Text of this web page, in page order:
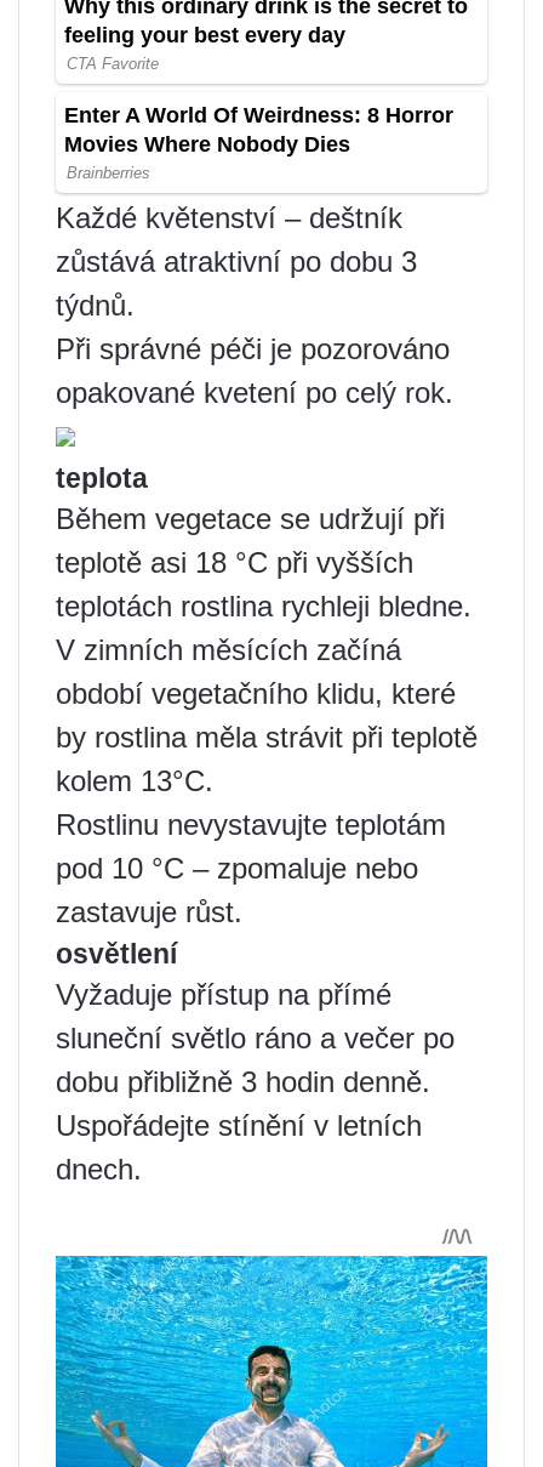
Každé květenství – deštník
zůstává atraktivní po dobu 3
týdnů.
Při správné péči je pozorováno
opakované kvetení po celý rok.
teplota
Během vegetace se udržují při
teplotě asi 18 °C při vyšších
teplotách rostlina rychleji bledne.
V zimních měsících začíná
období vegetačního klidu, které
by rostlina měla strávit při teplotě
kolem 13°C.
Rostlinu nevystavujte teplotám
pod 10 °C – zpomaluje nebo
zastavuje růst.
osvětlení
Vyžaduje přístup na přímé
sluneční světlo ráno a večer po
dobu přibližně 3 hodin denně.
Uspořádejte stínění v letních
dnech.